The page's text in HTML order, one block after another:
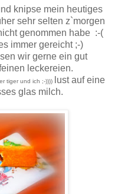
knipse mein heutiges
sehr selten z`morgen
genommen habe :-(
immer gereicht ;-)
wir gerne ein gut
leckereien.
tiger und ich ;-))))
lust auf eine
glas milch.